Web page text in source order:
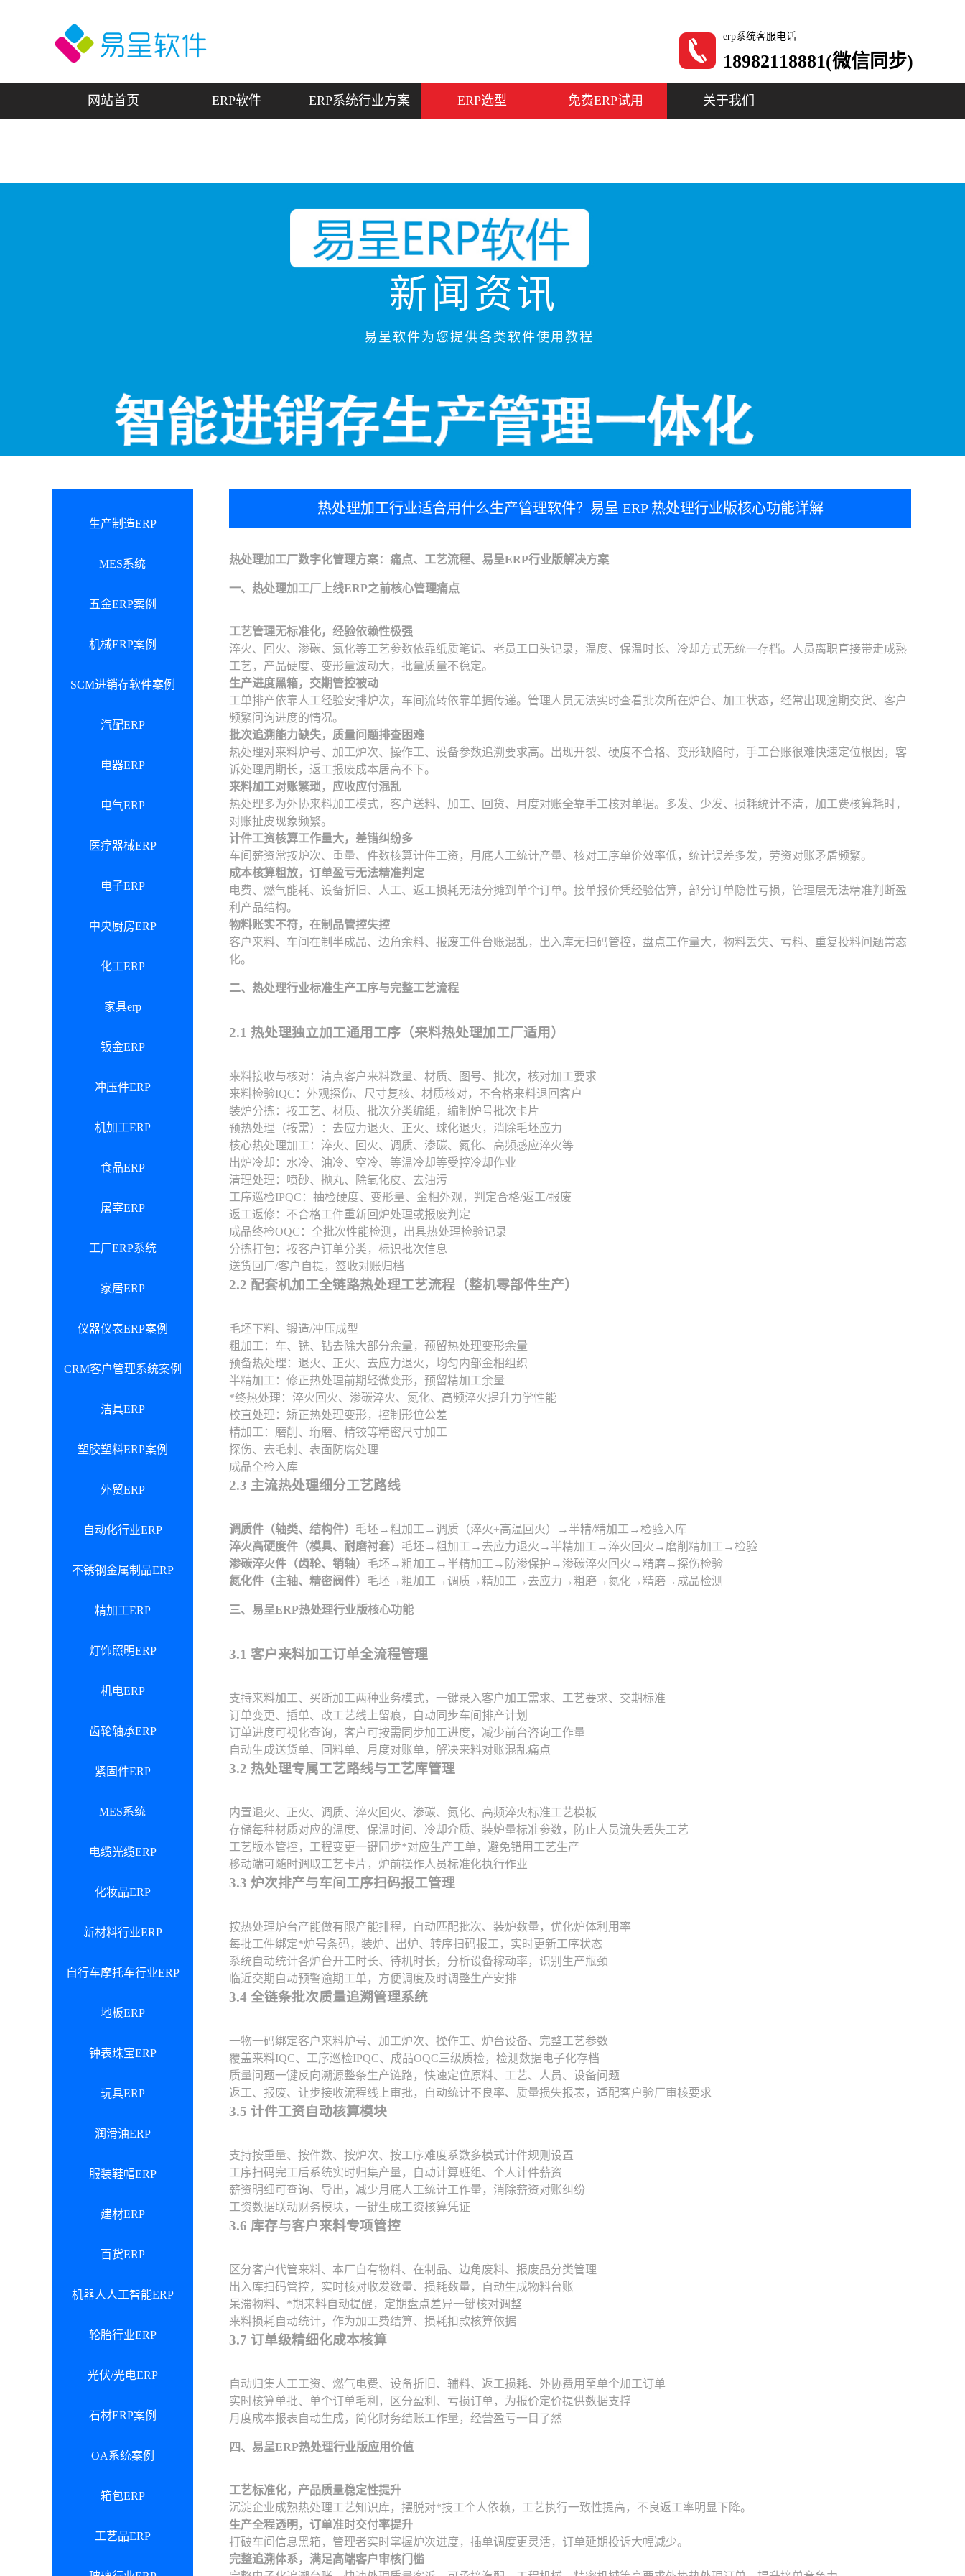
erp系统客服电话
18982118881(微信同步)
网站首页 ERP软件 ERP系统行业方案 ERP选型 免费ERP试用 关于我们
新闻资讯
易呈软件为您提供各类软件使用教程
生产制造ERP
MES系统
五金ERP案例
机械ERP案例
SCM进销存软件案例
汽配ERP
电器ERP
电气ERP
医疗器械ERP
电子ERP
中央厨房ERP
化工ERP
家具erp
钣金ERP
冲压件ERP
机加工ERP
食品ERP
屠宰ERP
工厂ERP系统
家居ERP
仪器仪表ERP案例
CRM客户管理系统案例
洁具ERP
塑胶塑料ERP案例
外贸ERP
自动化行业ERP
不锈钢金属制品ERP
精加工ERP
灯饰照明ERP
机电ERP
齿轮轴承ERP
紧固件ERP
MES系统
电缆光缆ERP
化妆品ERP
新材料行业ERP
自行车摩托车行业ERP
地板ERP
钟表珠宝ERP
玩具ERP
润滑油ERP
服装鞋帽ERP
建材ERP
百货ERP
机器人人工智能ERP
轮胎行业ERP
光伏/光电ERP
石材ERP案例
OA系统案例
箱包ERP
工艺品ERP
热处理加工行业适合用什么生产管理软件？易呈 ERP 热处理行业版核心功能详解
热处理加工厂数字化管理方案：痛点、工艺流程、易呈ERP行业版解决方案
一、热处理加工厂上线ERP之前核心管理痛点
工艺管理无标准化，经验依赖性极强
淬火、回火、渗碳、氮化等工艺参数依靠纸质笔记、老员工口头记录，温度、保温时长、冷却方式无统一存档。人员离职直接带走成熟
工艺，产品硬度、变形量波动大，批量质量不稳定。
生产进度黑箱，交期管控被动
工单排产依靠人工经验安排炉次，车间流转依靠单据传递。管理人员无法实时查看批次所在炉台、加工状态，经常出现逾期交货、客户
频繁问询进度的情况。
批次追溯能力缺失，质量问题排查困难
热处理对来料炉号、加工炉次、操作工、设备参数追溯要求高。出现开裂、硬度不合格、变形缺陷时，手工台账很难快速定位根因，客
诉处理周期长，返工报废成本居高不下。
来料加工对账繁琐，应收应付混乱
热处理多为外协来料加工模式，客户送料、加工、回货、月度对账全靠手工核对单据。多发、少发、损耗统计不清，加工费核算耗时，
对账扯皮现象频繁。
计件工资核算工作量大，差错纠纷多
车间薪资常按炉次、重量、件数核算计件工资，月底人工统计产量、核对工序单价效率低，统计误差多发，劳资对账矛盾频繁。
成本核算粗放，订单盈亏无法精准判定
电费、燃气能耗、设备折旧、人工、返工损耗无法分摊到单个订单。接单报价凭经验估算，部分订单隐性亏损，管理层无法精准判断盈
利产品结构。
物料账实不符，在制品管控失控
客户来料、车间在制半成品、边角余料、报废工件台账混乱，出入库无扫码管控，盘点工作量大，物料丢失、亏料、重复投料问题常态
化。
二、热处理行业标准生产工序与完整工艺流程
2.1 热处理独立加工通用工序（来料热处理加工厂适用）
来料接收与核对：清点客户来料数量、材质、图号、批次，核对加工要求
来料检验IQC：外观探伤、尺寸复核、材质核对，不合格来料退回客户
装炉分拣：按工艺、材质、批次分类编组，编制炉号批次卡片
预热处理（按需）：去应力退火、正火、球化退火，消除毛坯应力
核心热处理加工：淬火、回火、调质、渗碳、氮化、高频感应淬火等
出炉冷却：水冷、油冷、空冷、等温冷却等受控冷却作业
清理处理：喷砂、抛丸、除氧化皮、去油污
工序巡检IPQC：抽检硬度、变形量、金相外观，判定合格/返工/报废
返工返修：不合格工件重新回炉处理或报废判定
成品终检OQC：全批次性能检测，出具热处理检验记录
分拣打包：按客户订单分类，标识批次信息
送货回厂/客户自提，签收对账归档
2.2 配套机加工全链路热处理工艺流程（整机零部件生产）
毛坯下料、锻造/冲压成型
粗加工：车、铣、钻去除大部分余量，预留热处理变形余量
预备热处理：退火、正火、去应力退火，均匀内部金相组织
半精加工：修正热处理前期轻微变形，预留精加工余量
*终热处理：淬火回火、渗碳淬火、氮化、高频淬火提升力学性能
校直处理：矫正热处理变形，控制形位公差
精加工：磨削、珩磨、精铰等精密尺寸加工
探伤、去毛刺、表面防腐处理
成品全检入库
2.3 主流热处理细分工艺路线
调质件（轴类、结构件） 毛坯→粗加工→调质（淬火+高温回火）→半精/精加工→检验入库
淬火高硬度件（模具、耐磨衬套） 毛坯→粗加工→去应力退火→半精加工→淬火回火→磨削精加工→检验
渗碳淬火件（齿轮、销轴） 毛坯→粗加工→半精加工→防渗保护→渗碳淬火回火→精磨→探伤检验
氮化件（主轴、精密阀件） 毛坯→粗加工→调质→精加工→去应力→粗磨→氮化→精磨→成品检测
三、易呈ERP热处理行业版核心功能
3.1 客户来料加工订单全流程管理
支持来料加工、买断加工两种业务模式，一键录入客户加工需求、工艺要求、交期标准
订单变更、插单、改工艺线上留痕，自动同步车间排产计划
订单进度可视化查询，客户可按需同步加工进度，减少前台咨询工作量
自动生成送货单、回料单、月度对账单，解决来料对账混乱痛点
3.2 热处理专属工艺路线与工艺库管理
内置退火、正火、调质、淬火回火、渗碳、氮化、高频淬火标准工艺模板
存储每种材质对应的温度、保温时间、冷却介质、装炉量标准参数，防止人员流失丢失工艺
工艺版本管控，工程变更一键同步*对应生产工单，避免错用工艺生产
移动端可随时调取工艺卡片，炉前操作人员标准化执行作业
3.3 炉次排产与车间工序扫码报工管理
按热处理炉台产能做有限产能排程，自动匹配批次、装炉数量，优化炉体利用率
每批工件绑定*炉号条码，装炉、出炉、转序扫码报工，实时更新工序状态
系统自动统计各炉台开工时长、待机时长，分析设备稼动率，识别生产瓶颈
临近交期自动预警逾期工单，方便调度及时调整生产安排
3.4 全链条批次质量追溯管理系统
一物一码绑定客户来料炉号、加工炉次、操作工、炉台设备、完整工艺参数
覆盖来料IQC、工序巡检IPQC、成品OQC三级质检，检测数据电子化存档
质量问题一键反向溯源整条生产链路，快速定位原料、工艺、人员、设备问题
返工、报废、让步接收流程线上审批，自动统计不良率、质量损失报表，适配客户验厂审核要求
3.5 计件工资自动核算模块
支持按重量、按件数、按炉次、按工序难度系数多模式计件规则设置
工序扫码完工后系统实时归集产量，自动计算班组、个人计件薪资
薪资明细可查询、导出，减少月底人工统计工作量，消除薪资对账纠纷
工资数据联动财务模块，一键生成工资核算凭证
3.6 库存与客户来料专项管控
区分客户代管来料、本厂自有物料、在制品、边角废料、报废品分类管理
出入库扫码管控，实时核对收发数量、损耗数量，自动生成物料台账
呆滞物料、*期来料自动提醒，定期盘点差异一键核对调整
来料损耗自动统计，作为加工费结算、损耗扣款核算依据
3.7 订单级精细化成本核算
自动归集人工工资、燃气电费、设备折旧、辅料、返工损耗、外协费用至单个加工订单
实时核算单批、单个订单毛利，区分盈利、亏损订单，为报价定价提供数据支撑
月度成本报表自动生成，简化财务结账工作量，经营盈亏一目了然
四、易呈ERP热处理行业版应用价值
工艺标准化，产品质量稳定性提升
沉淀企业成熟热处理工艺知识库，摆脱对*技工个人依赖，工艺执行一致性提高，不良返工率明显下降。
生产全程透明，订单准时交付率提升
打破车间信息黑箱，管理者实时掌握炉次进度，插单调度更灵活，订单延期投诉大幅减少。
完整追溯体系，满足高端客户审核门槛